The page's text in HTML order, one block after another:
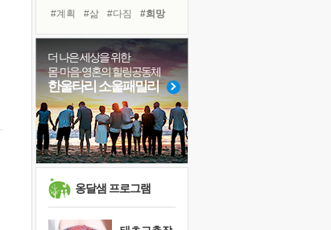
졸업식 사진을 보며
아픈 아버지를 위한 공간 설계
극심한 변비, 어깨결림, 수면 장애
보고 싶은 어머니
유년 시절의 부산 영도 바다
못된 꼰대들
거울 속의 나
희망이란
'모른다'는 것
#계획
#삶 #다짐
#희망
#극복
#바이러스
#친구
#리더
#건강
#도움
#힐링
#면역력
#명상
#사람
#경험
#독서
#위기
#선택
더 나은 세상을 위한
몸·마음·영혼의 힐링공동체
한울타리 소울패밀리
옹달샘 프로그램